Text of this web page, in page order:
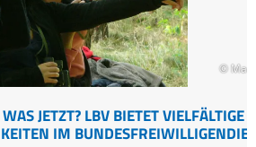
©
JETZT? LBV BIETET VIELFÄLTIGE
IM